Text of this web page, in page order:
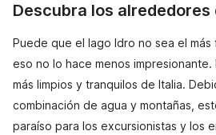
Descubra los alrededores
Puede que el lago Idro no sea el
eso no lo hace menos
más limpios y tranquilos de Italia.
combinación de agua y montañas,
paraíso para los excursionistas y los